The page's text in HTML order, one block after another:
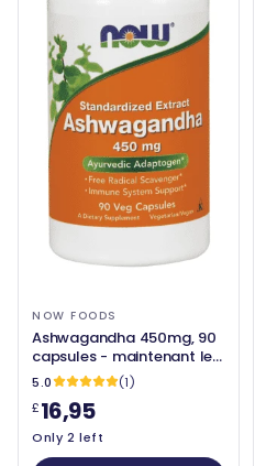
NOW FOODS
Ashwagandha 450mg, 90
capsules - maintenant les
aliments
5.0
(1)
£16,95
Only 2 left